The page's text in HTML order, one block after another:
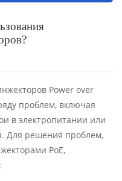
Power over
проблем, включая
в электропитании или
Для решения проблем,
PoE,